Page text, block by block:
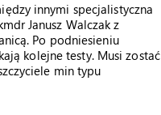
innymi specjalistyczna
Janusz Walczak z
Po podniesieniu
kolejne testy. Musi zostać
min typu